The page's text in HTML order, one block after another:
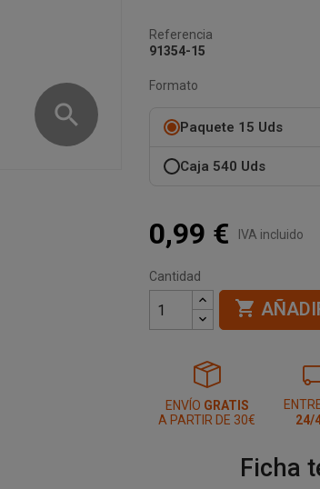
search
Referencia
91354-15
Formato
Paquete 15 Uds
Caja 540 Uds
0,99 € IVA incluido
Cantidad

ENVÍO GRATIS
A PARTIR DE 30€
24/
Ficha